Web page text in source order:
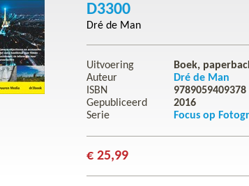
D3300
Dré de Man
Uitvoering Boek,
Auteur
Dré de Man
ISBN
9789059409378
Gepubliceerd
2016
Serie
Focus op
€ 25,99